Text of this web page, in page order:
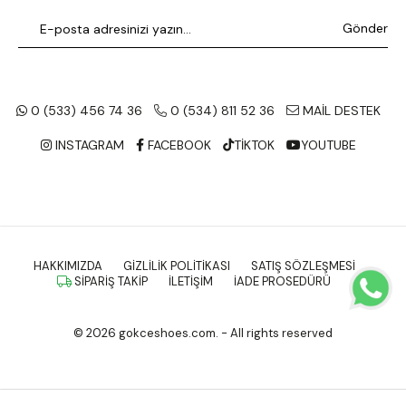
Gönder
0 (533) 456 74 36 0 (534) 811 52 36 MAİL DESTEK
INSTAGRAM FACEBOOK TİKTOK YOUTUBE
HAKKIMIZDA GIZLILIK POLITIKASI
SATIŞ SÖZLEŞMESI
SIPARIŞ TAKIP
İLETIŞIM İADE PROSEDÜRÜ
© 2026 gokceshoes.com. - All rights reserved